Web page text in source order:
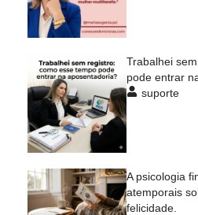
Trabalhei
pode entrar
suporte
A psicologia
atemporais
felicidade.